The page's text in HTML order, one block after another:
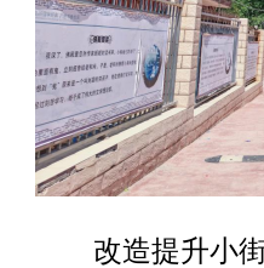
改造提升小街